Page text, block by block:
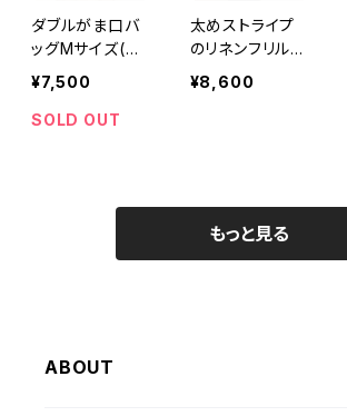
ダブルがま口バ
ッグMサイズ(刺
繍サークルレー
ス/ブルー) 持ち
手別売り
¥7,500
SOLD OUT
太めストライプ
のリネンフリルブ
ラウス
¥8,600
もっと見る
ABOUT